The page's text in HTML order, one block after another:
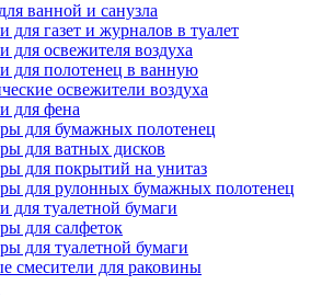
ванной и санузла
для газет и журналов в туалет
для освежителя воздуха
для полотенец в ванную
освежители воздуха
для фена
для бумажных полотенец
для ватных дисков
для покрытий на унитаз
для рулонных бумажных полотенец
для туалетной бумаги
для салфеток
для туалетной бумаги
смесители для раковины